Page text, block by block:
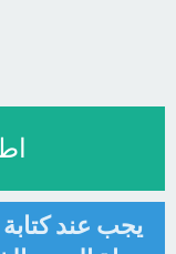
يجب عند